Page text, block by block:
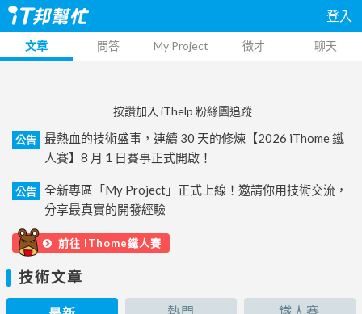
登入
文章 問答 My Project 徵才 聊天
按讚加入 iThelp 粉絲團追蹤
公告
最熱血的技術盛事，連續 30 天的修煉【2026 iThome 鐵
人賽】8 月 1 日賽事正式開啟！
公告
全新專區「My Project」正式上線！邀請你用技術交流，
分享最真實的開發經驗
前往 iThome鐵人賽
技術文章